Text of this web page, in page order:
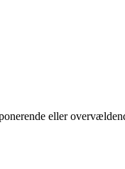
eller